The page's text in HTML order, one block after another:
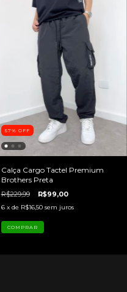
57% OFF
Calça Cargo Tactel Premium
Brothers Preta
R$229,99 R$99,00
6 x de R$16,50 sem juros
COMPRAR